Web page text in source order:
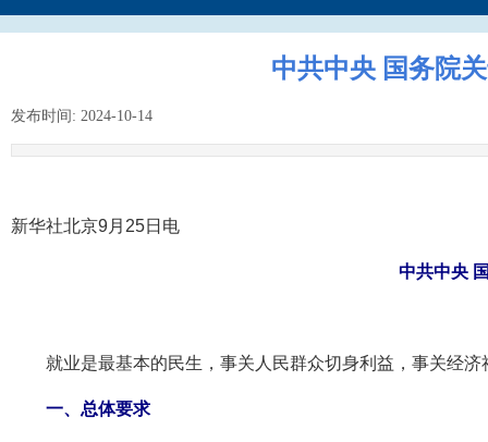
中共中央 国务院
发布时间: 2024-10-14
新华社北京9月25日电
中共中央
就业是最基本的民生，事关人民群众切身利益，事关经济
一、总体要求